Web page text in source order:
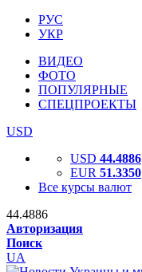
РУС
УКР
ВИДЕО
ФОТО
ПОПУЛЯРНЫЕ
СПЕЦПРОЕКТЫ
USD
USD 44.4886
EUR 51.3350
Все курсы валют
44.4886
Авторизация
Поиск
UA